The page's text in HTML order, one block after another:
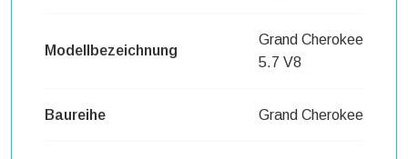
Modellbezeichnung
Grand Cherokee
5.7 V8
Baureihe Grand Cherokee